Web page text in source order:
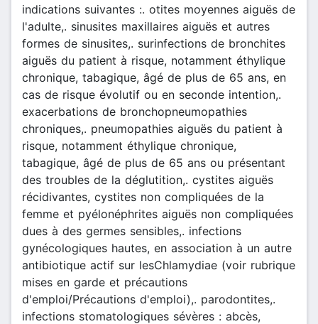
indications suivantes :. otites moyennes aiguës de
l'adulte,. sinusites maxillaires aiguës et autres
formes de sinusites,. surinfections de bronchites
aiguës du patient à risque, notamment éthylique
chronique, tabagique, âgé de plus de 65 ans, en
cas de risque évolutif ou en seconde intention,.
exacerbations de bronchopneumopathies
chroniques,. pneumopathies aiguës du patient à
risque, notamment éthylique chronique,
tabagique, âgé de plus de 65 ans ou présentant
des troubles de la déglutition,. cystites aiguës
récidivantes, cystites non compliquées de la
femme et pyélonéphrites aiguës non compliquées
dues à des germes sensibles,. infections
gynécologiques hautes, en association à un autre
antibiotique actif sur lesChlamydiae (voir rubrique
mises en garde et précautions
d'emploi/Précautions d'emploi),. parodontites,.
infections stomatologiques sévères : abcès,